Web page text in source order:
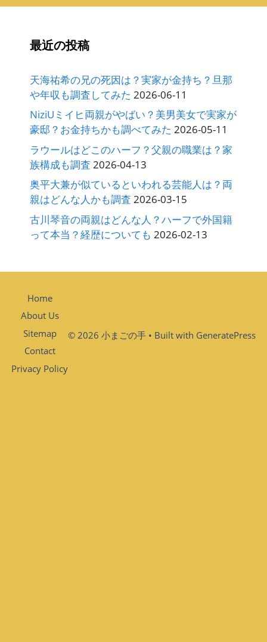
ブ
最近の投稿
天海祐希の兄の死因は？実家が金持ち？旦那
や年収も調査してみた 2026-06-11
NiziUミイヒ両親がやばい？美男美女で実家が
豪邸？お金持ちかも調べてみた 2026-05-11
ラウールはどこのハーフ？父親の職業は？家
族構成も調査 2026-04-13
奥平大兼が似ているといわれる芸能人は？両
親はどんな人かも調査 2026-03-15
古川琴音の両親はどんな人？ハーフで外国籍
って本当？経歴についても 2026-02-13
Home
About Us
Sitemap
Contact
Privacy Policy
© 2026 小まごの手 • Built with GeneratePress